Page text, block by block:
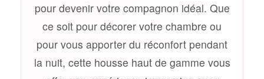
pour devenir votre compagnon idéal. Que
ce soit pour décorer votre chambre ou
pour vous apporter du réconfort pendant
la nuit, cette housse haut de gamme vous